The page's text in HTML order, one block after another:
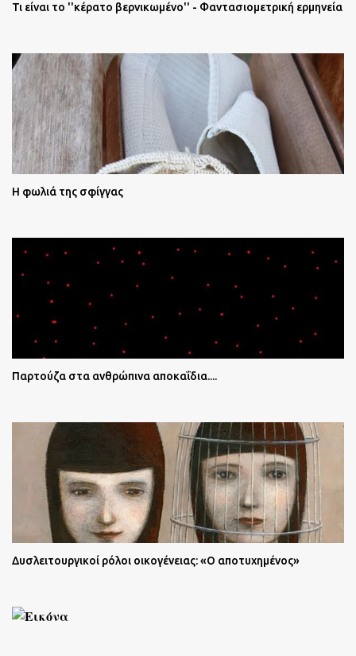
Τι είναι το ''κέρατο βερνικωμένο'' - Φαντασιομετρική ερμηνεία
Η φωλιά της σφίγγας
Παρτούζα στα ανθρώπινα αποκαΐδια....
Δυσλειτουργικοί ρόλοι οικογένειας: «Ο αποτυχημένος»